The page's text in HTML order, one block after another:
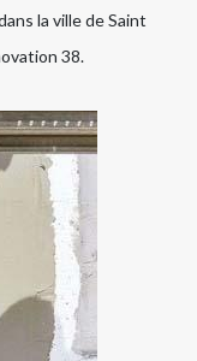
la ville de Saint
38.